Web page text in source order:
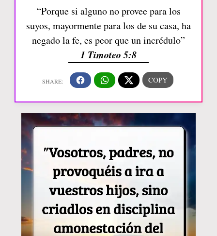
“Porque si alguno no provee para los
suyos, mayormente para los de su casa, ha
negado la fe, es peor que un incrédulo”
1 Timoteo 5:8